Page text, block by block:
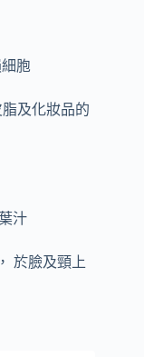
胞
及化妝品的
汁
於臉及頸上